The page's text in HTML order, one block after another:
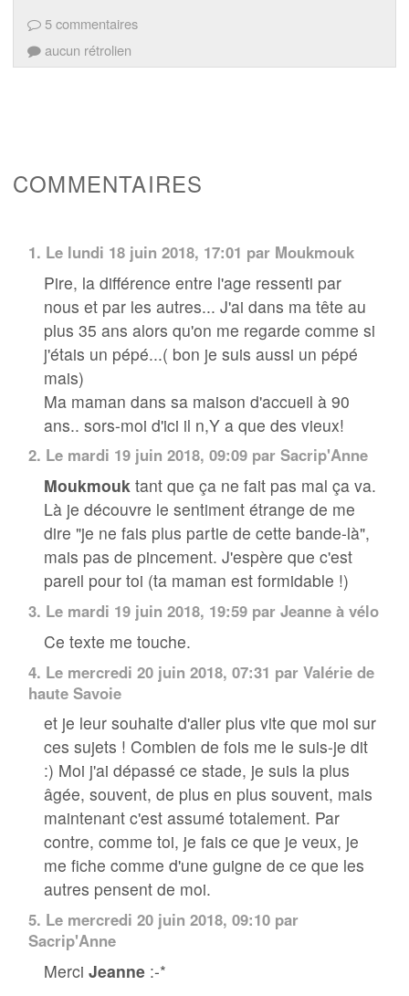
5 commentaires
aucun rétrolien
COMMENTAIRES
1. Le lundi 18 juin 2018, 17:01 par Moukmouk
Pire, la différence entre l'age ressenti par
nous et par les autres... J'ai dans ma tête au
plus 35 ans alors qu'on me regarde comme si
j'étais un pépé...( bon je suis aussi un pépé
mais)
Ma maman dans sa maison d'accueil à 90
ans.. sors-moi d'ici il n,Y a que des vieux!
2. Le mardi 19 juin 2018, 09:09 par Sacrip'Anne
Moukmouk tant que ça ne fait pas mal ça va.
Là je découvre le sentiment étrange de me
dire "je ne fais plus partie de cette bande-là",
mais pas de pincement. J'espère que c'est
pareil pour toi (ta maman est formidable !)
3. Le mardi 19 juin 2018, 19:59 par Jeanne à vélo
Ce texte me touche.
4. Le mercredi 20 juin 2018, 07:31 par Valérie de
haute Savoie
et je leur souhaite d'aller plus vite que moi sur
ces sujets ! Combien de fois me le suis-je dit
:) Moi j'ai dépassé ce stade, je suis la plus
âgée, souvent, de plus en plus souvent, mais
maintenant c'est assumé totalement. Par
contre, comme toi, je fais ce que je veux, je
me fiche comme d'une guigne de ce que les
autres pensent de moi.
5. Le mercredi 20 juin 2018, 09:10 par
Sacrip'Anne
MerciJeanne :-*